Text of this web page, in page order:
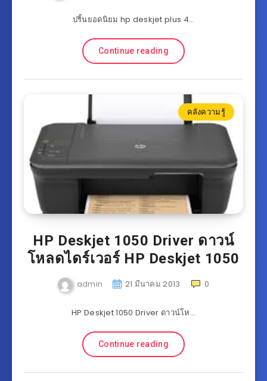
ปริ้นยอดนิยม hp deskjet plus 4…
Continue reading
คลังความรู้
HP Deskjet 1050 Driver ดาวน์
โหลดไดร์เวอร์ HP Deskjet 1050
admin 21 มีนาคม 2013 0
HP Deskjet 1050 Driver ดาวน์โห…
Continue reading